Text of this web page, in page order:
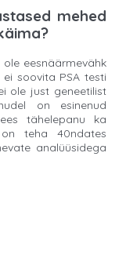
mehed
eesnäärmevähk
soovita PSA testi
ole just geneetilist
on esinenud
tähelepanu ka
teha 40ndates
analüüsidega